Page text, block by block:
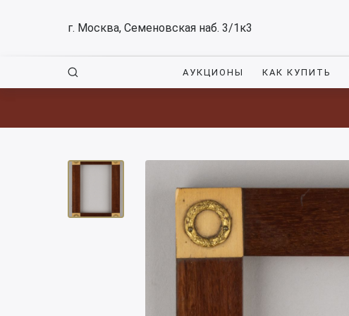
г. Москва, Семеновская наб. 3/1к3
АУКЦИОНЫ КАК КУПИТЬ